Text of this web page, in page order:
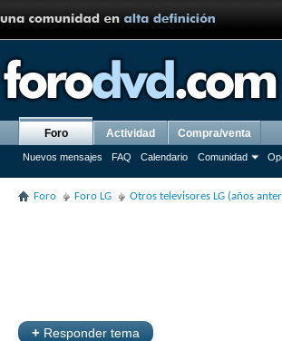
Foro
Nuevos mensajes FAQ Calendario Comunidad
Actividad Compra/venta
Foro Foro LG Otros televisores LG (años
+ Responder tema